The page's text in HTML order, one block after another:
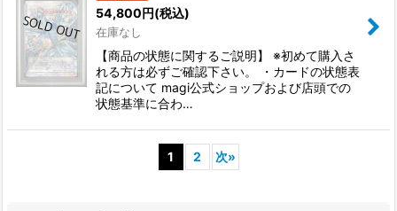
54,800円(税込)
在庫なし
【商品の状態に関するご説明】 ※初めて購入さ
れる方は必ずご確認下さい。 ・カードの状態表
記について magi公式ショップおよび店頭での
状態基準に合わ…
1 2 次»